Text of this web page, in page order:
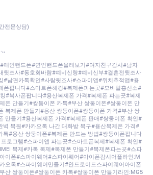
전문상담)
애인핸드폰#연인핸드폰몰래보기#여자친구감시#남자
뒷조사#동호회바람#예비신랑#예비신부#결혼전뒷조사
#남편카톡확인#사람뒷조사#스파이앱#위치추적앱#용
폰팝니다#스마트폰해킹#복제폰파는곳#모바일흥신소#
#복사폰팝니다#용산복제폰 가격#복제폰 파는곳#복제
폰 만들기#쌍둥이폰 카톡#부산 쌍둥이폰#쌍둥이폰 만
복제폰 만들기#용산 쌍둥이폰#쌍둥이폰 가격#부산 쌍
만들기#용산복제폰 가격#복제폰 판매#쌍둥이폰 확인#
벽 복원#카카오톡 나간 대화방 복구#용산복제폰 가격#
톡#용산 쌍둥이폰#복제폰 만드는 방법#쌍둥이폰팝니다
로그램#스파이앱 파는곳#스마트폰복제#복제폰 확인#
복제#카톡 복제#복제폰 만들기#복제폰파는곳#스파
이폰#스파이웨어#스파이웨어#아이폰감시어플라인:M
오톡#스파이웨어만들기#안드로이드스파이웨어아이폰
산 쌍둥이폰#쌍둥이폰 카톡#쌍둥이폰 만들기라인:MG5